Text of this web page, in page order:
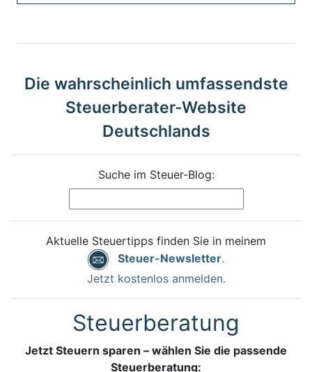
Die wahrscheinlich umfassendste
Steuerberater-Website
Deutschlands
Suche im Steuer-Blog:
Aktuelle Steuertipps finden Sie in meinem
Steuer-Newsletter.
Jetzt kostenlos anmelden.
Steuerberatung
Jetzt Steuern sparen – wählen Sie die passende
Steuerberatung: